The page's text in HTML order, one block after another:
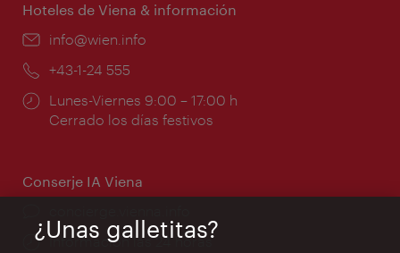
Hoteles de Viena & información
e-
info@wien.info
Teléfono:
+43-1-24 555
Horarios
de
Lunes-Viernes 9:00 – 17:00 h
Cerrado los días festivos
Conserje IA Viena
Información las 24 horas
¿Unas galletitas?